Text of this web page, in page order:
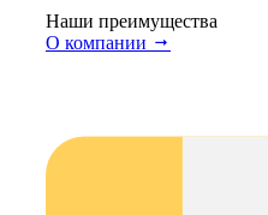
Наши преимущества
О компании